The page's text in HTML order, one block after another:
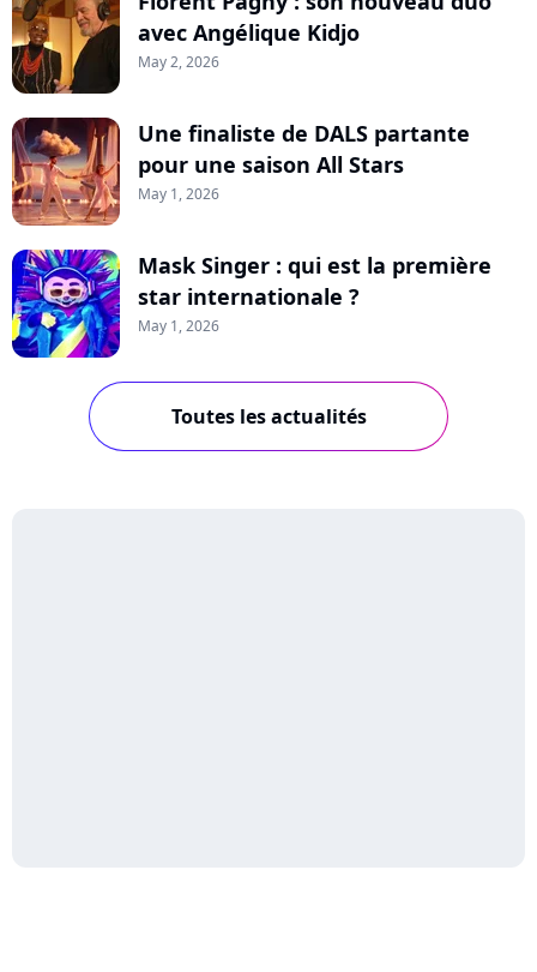
avec Angélique Kidjo
May 2, 2026
Une finaliste de DALS partante
pour une saison All Stars
May 1, 2026
Mask Singer : qui est la première
star internationale ?
May 1, 2026
Toutes les actualités